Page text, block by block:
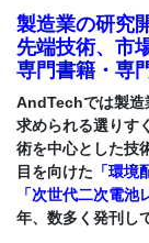
製造業の研究
先端技術、市
専門書籍・専
AndTechでは製造
求められる選りす
術を中心とした技
目を向けた 「環境
「次世代二次電池
年、数多く発刊し